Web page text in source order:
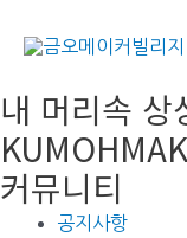
로
건
너
내 머리속 상
커뮤니티
공지사항